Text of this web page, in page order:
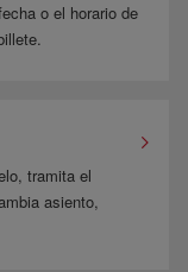
o el horario de
tramita el
asiento,